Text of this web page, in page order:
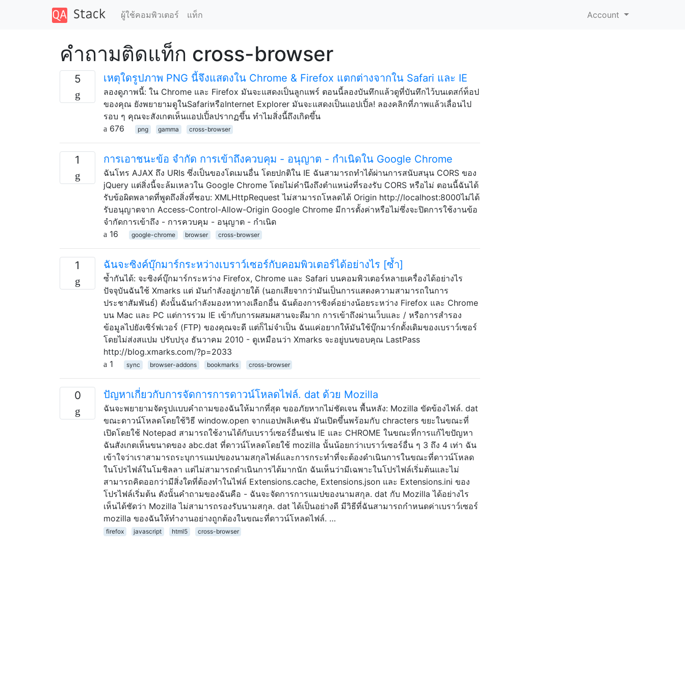
ผู้ใช้คอมพิวเตอร์ แท็ก Account
คำถามติดแท็ก cross-browser
5 เหตุใดรูปภาพ PNG นี้จึงแสดงใน Chrome & Firefox แตกต่างจากใน Safari และ IE
ลองดูภาพนี้: ใน Chrome และ Firefox มันจะแสดงเป็นลูกแพร์ ตอนนี้ลองบันทึกแล้วดูที่บันทึกไว้บนเดสก์ท็อป
ของคุณ ยังพยายามดูในSafariหรือInternet Explorer มันจะแสดงเป็นแอปเปิ้ล! ลองคลิกที่ภาพแล้วเลื่อนไป
รอบ ๆ คุณจะสังเกตเห็นแอปเปิ้ลปรากฏขึ้น ทำไมสิ่งนี้ถึงเกิดขึ้น
676
png gamma cross-browser
1 การเอาชนะข้อ จำกัด การเข้าถึงควบคุม - อนุญาต - กำเนิดใน Google Chrome
ฉันโทร AJAX ถึง URIs ซึ่งเป็นของโดเมนอื่น โดยปกติใน IE ฉันสามารถทำได้ผ่านการสนับสนุน CORS ของ
jQuery แต่สิ่งนี้จะล้มเหลวใน Google Chrome โดยไม่คำนึงถึงตำแหน่งที่รองรับ CORS หรือไม่ ตอนนี้ฉันได้
รับข้อผิดพลาดที่พูดถึงสิ่งที่ชอบ: XMLHttpRequest ไม่สามารถโหลดได้ Origin http://localhost:8000ไม่ได้
รับอนุญาตจาก Access-Control-Allow-Origin Google Chrome มีการตั้งค่าหรือไม่ซึ่งจะปิดการใช้งานข้อ
จำกัดการเข้าถึง - การควบคุม - อนุญาต - กำเนิด
16
google-chrome browser cross-browser
1 ฉันจะซิงค์บุ๊กมาร์กระหว่างเบราว์เซอร์กับคอมพิวเตอร์ได้อย่างไร [ซ้ำ]
ซ้ำกันได้: จะซิงค์บุ๊กมาร์กระหว่าง Firefox, Chrome และ Safari บนคอมพิวเตอร์หลายเครื่องได้อย่างไร
ปัจจุบันฉันใช้ Xmarks แต่ มันกำลังอยู่ภายใต้ (นอกเสียจากว่ามันเป็นการแสดงความสามารถในการ
ประชาสัมพันธ์) ดังนั้นฉันกำลังมองหาทางเลือกอื่น ฉันต้องการซิงค์อย่างน้อยระหว่าง Firefox และ Chrome
บน Mac และ PC แต่การรวม IE เข้ากับการผสมผสานจะดีมาก การเข้าถึงผ่านเว็บและ / หรือการสำรอง
ข้อมูลไปยังเซิร์ฟเวอร์ (FTP) ของคุณจะดี แต่ก็ไม่จำเป็น ฉันแค่อยากให้มันใช้บุ๊กมาร์กดั้งเดิมของเบราว์เซอร์
โดยไม่ส่งสแปม ปรับปรุง ธันวาคม 2010 - ดูเหมือนว่า Xmarks จะอยู่บนขอบคุณ LastPass
http://blog.xmarks.com/?p=2033
1
sync browser-addons bookmarks cross-browser
0 ปัญหาเกี่ยวกับการจัดการการดาวน์โหลดไฟล์. dat ด้วย Mozilla
ฉันจะพยายามจัดรูปแบบคำถามของฉันให้มากที่สุด ขออภัยหากไม่ชัดเจน พื้นหลัง: Mozilla ขัดข้องไฟล์. dat
ขณะดาวน์โหลดโดยใช้วิธี window.open จากแอปพลิเคชัน มันเปิดขึ้นพร้อมกับ chracters ขยะในขณะที่
เปิดโดยใช้ Notepad สามารถใช้งานได้กับเบราว์เซอร์อื่นเช่น IE และ CHROME ในขณะที่การแก้ไขปัญหา
ฉันสังเกตเห็นขนาดของ abc.dat ที่ดาวน์โหลดโดยใช้ mozilla นั้นน้อยกว่าเบราว์เซอร์อื่น ๆ 3 ถึง 4 เท่า ฉัน
เข้าใจว่าเราสามารถระบุการแมปของนามสกุลไฟล์และการกระทำที่จะต้องดำเนินการในขณะที่ดาวน์โหลด
ในโปรไฟล์ในโมซิลลา แต่ไม่สามารถดำเนินการได้มากนัก ฉันเห็นว่ามีเฉพาะในโปรไฟล์เริ่มต้นและไม่
สามารถคิดออกว่ามีสิ่งใดที่ต้องทำในไฟล์ Extensions.cache, Extensions.json และ Extensions.ini ของ
โปรไฟล์เริ่มต้น ดังนั้นคำถามของฉันคือ - ฉันจะจัดการการแมปของนามสกุล. dat กับ Mozilla ได้อย่างไร
เห็นได้ชัดว่า Mozilla ไม่สามารถรองรับนามสกุล. dat ได้เป็นอย่างดี มีวิธีที่ฉันสามารถกำหนดค่าเบราว์เซอร์
mozilla ของฉันให้ทำงานอย่างถูกต้องในขณะที่ดาวน์โหลดไฟล์. …
firefox javascript html5 cross-browser